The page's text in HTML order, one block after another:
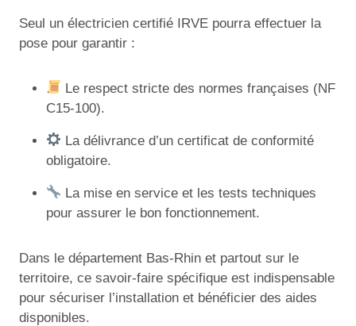
Seul un électricien certifié IRVE pourra effectuer la
pose pour garantir :
Le respect stricte des normes françaises (NF
C15-100).
La délivrance d’un certificat de conformité
obligatoire.
La mise en service et les tests techniques
pour assurer le bon fonctionnement.
Dans le département Bas-Rhin et partout sur le
territoire, ce savoir-faire spécifique est indispensable
pour sécuriser l’installation et bénéficier des aides
disponibles.